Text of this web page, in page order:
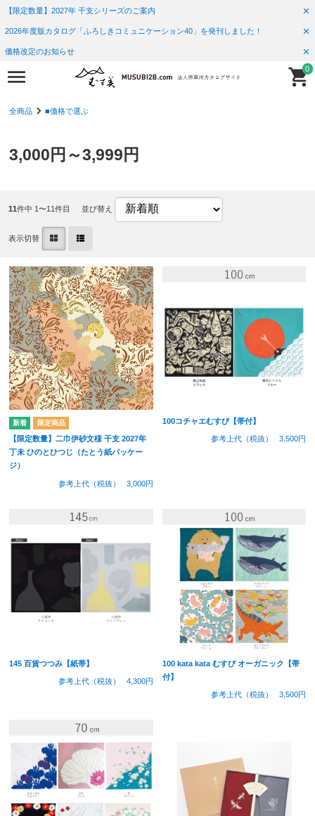
【限定数量】2027年 干支シリーズのご案内
2026年度版カタログ「ふろしきコミュニケーション40」を発刊しました！
価格改定のお知らせ
0
全商品 ■価格で選ぶ
3,000円～3,999円
11件中 1〜11件目 並び替え
表示切替
【限定数量】二巾伊砂文様 干支 2027年
丁未 ひのとひつじ（たとう紙パッケー
ジ）
参考上代（税抜） 3,000円
100コチャエむすび【帯付】
参考上代（税抜） 3,500円
145 百貨つつみ【紙帯】
参考上代（税抜） 4,300円
100 kata kata むすび オーガニック【帯
付】
参考上代（税抜） 3,500円